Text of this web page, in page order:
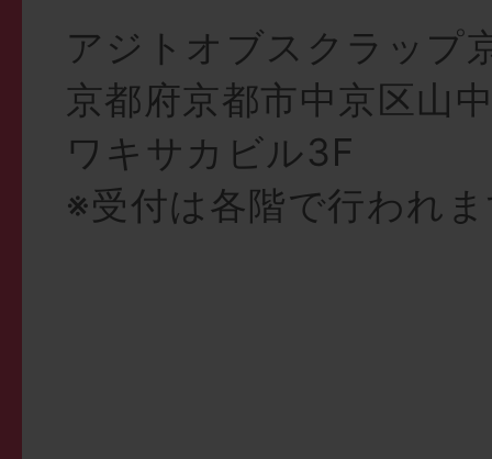
アジトオブスクラップ
京都府京都市中京区
ワキサカビル3F
※受付は各階で行われ